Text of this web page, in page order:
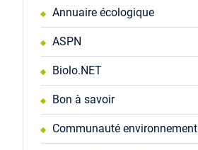
Annuaire écologique
ASPN
Biolo.NET
Bon à savoir
Communauté environnement